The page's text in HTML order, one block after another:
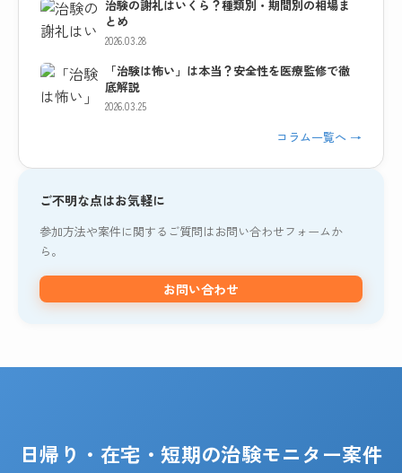
治験の謝礼はいくら？種類別・期間別の相場ま
とめ
2026.03.28
「治験は怖い」は本当？安全性を医療監修で徹
底解説
2026.03.25
コラム一覧へ →
ご不明な点はお気軽に
参加方法や案件に関するご質問はお問い合わせフォームか
ら。
お問い合わせ
日帰り・在宅・短期の治験モニター案件